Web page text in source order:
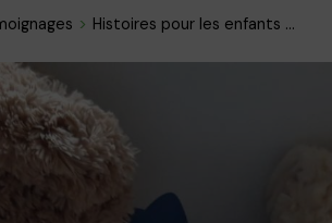
Histoires pour les enfants ...